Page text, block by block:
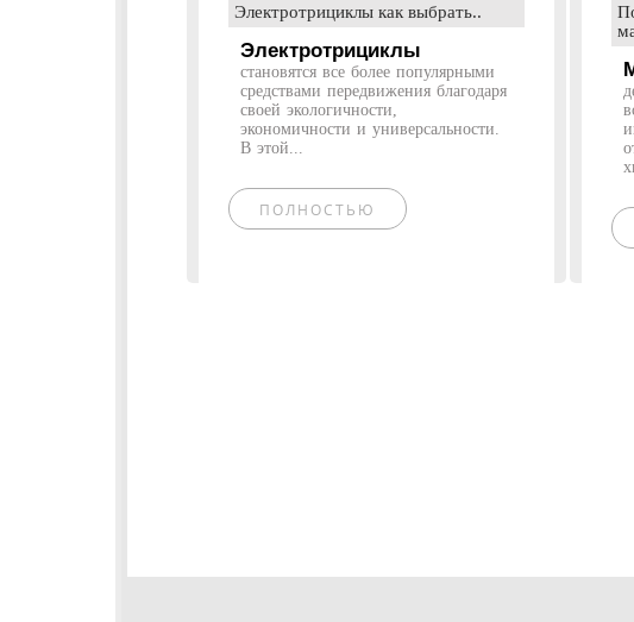
Электротрициклы как выбрать..
Электротрициклы
становятся все более популярными
средствами передвижения благодаря
своей экологичности,
экономичности и универсальности.
В этой...
ПОЛНОСТЬЮ